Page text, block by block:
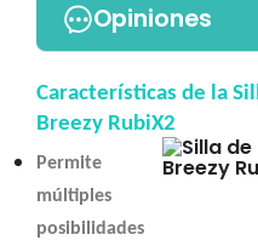
Opiniones
Características de la
Breezy RubiX2
Permite
múltiples
posibilidades